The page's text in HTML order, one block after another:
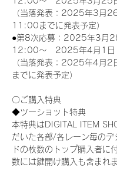
（当落発表：2025年3月26
11:00までに発表予定）
●第8次応募：2025年3月
12:00～　2025年4月1
（当落発表：2025年4月
までに発表予定）
〇ご購入特典
◆ツーショット特典
本特典はDIGITAL ITEM
だいた各部/各レーン毎のデ
ドの枚数のトップ購入者に
数には鍵開け購入も含まれま